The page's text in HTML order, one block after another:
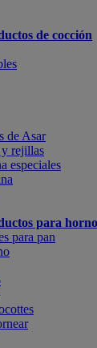
de cocción
de Asar
y rejillas
especiales
para horno
para pan